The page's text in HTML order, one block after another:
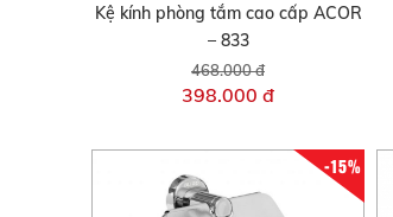
Kệ kính phòng tắm cao cấp ACOR
– 833
468.000 đ
398.000 đ
-15%